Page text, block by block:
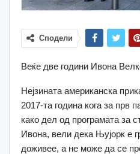
Сподели
Веќе две години Ивона
Нејзината американска
2017-та година кога за прв
како дел од програмата за
Ивона, вели дека Њујорк е
доживее, а не може да се